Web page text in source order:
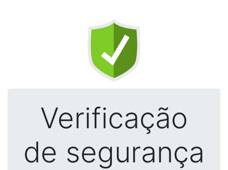
Verificação
de segurança